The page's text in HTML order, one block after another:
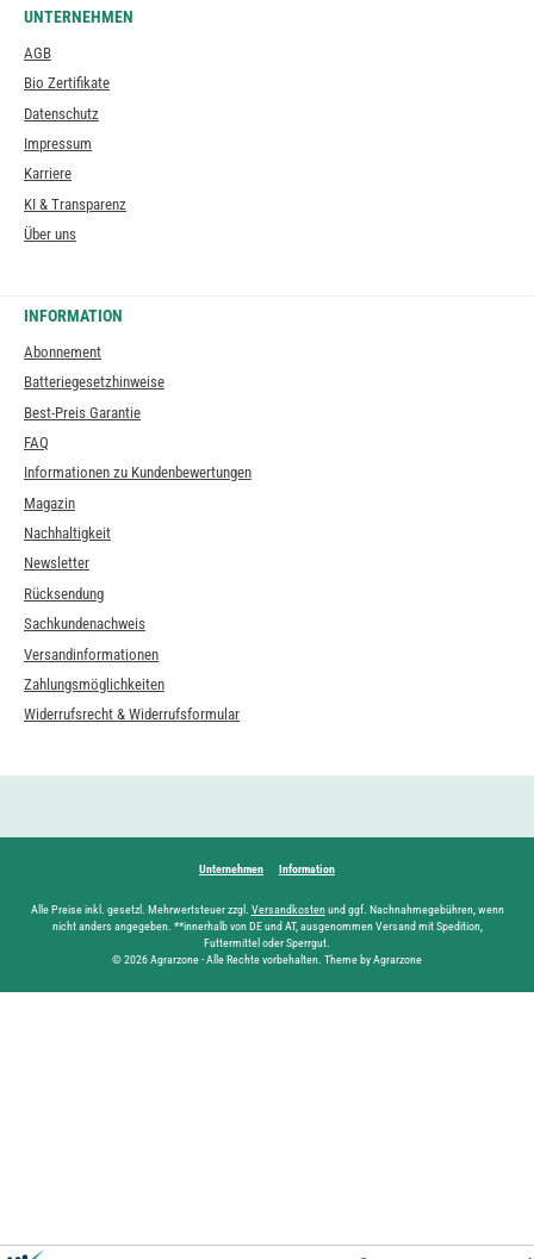
UNTERNEHMEN
AGB
Bio Zertifikate
Datenschutz
Impressum
Karriere
KI & Transparenz
Über uns
INFORMATION
Abonnement
Batteriegesetzhinweise
Best-Preis Garantie
FAQ
Informationen zu Kundenbewertungen
Magazin
Nachhaltigkeit
Newsletter
Rücksendung
Sachkundenachweis
Versandinformationen
Zahlungsmöglichkeiten
Widerrufsrecht & Widerrufsformular
Unternehmen Information
Alle Preise inkl. gesetzl. Mehrwertsteuer zzgl. Versandkostenund ggf. Nachnahmegebühren, wenn
nicht anders angegeben. **innerhalb von DE und AT, ausgenommen Versand mit Spedition,
Futtermittel oder Sperrgut.
© 2026 Agrarzone - Alle Rechte vorbehalten. Theme by Agrarzone